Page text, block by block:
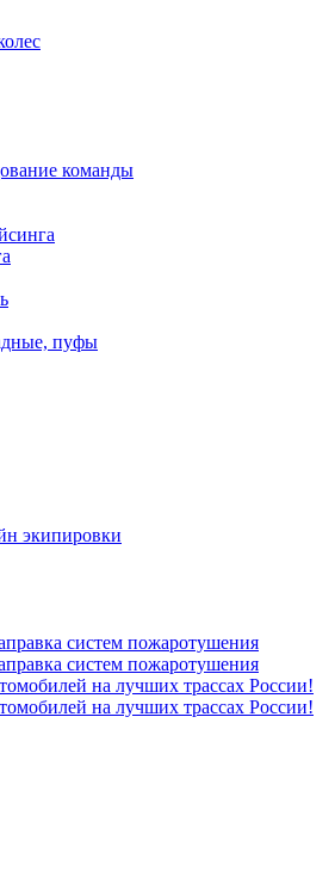
команды
пуфы
экипировки
систем пожаротушения
систем пожаротушения
на лучших трассах России!
на лучших трассах России!